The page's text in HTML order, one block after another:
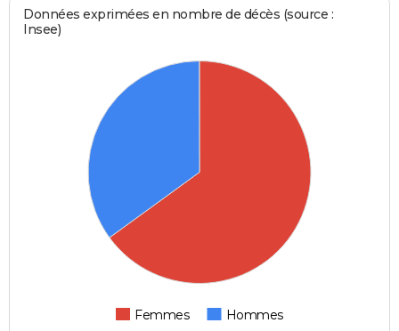
Données exprimées en nombre de décès (source :
Insee)
Femmes Hommes